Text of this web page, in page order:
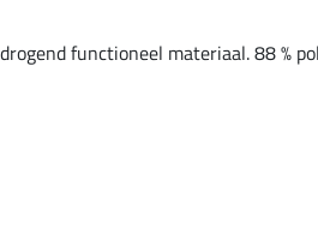
functioneel materiaal. 88 %